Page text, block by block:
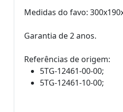
Medidas do favo:
Garantia de 2 anos.
Referências de origem:
5TG-12461-00-00;
5TG-12461-10-00;